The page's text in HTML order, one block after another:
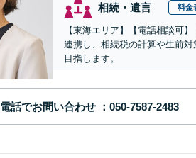
相続・遺言 料金
【東海エリア】【電話相談可
連携し、相続税の計算や生前
目指します。
電話でお問い合わせ